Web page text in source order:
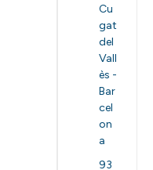
Cu
gat
del
Vall
ès -
Bar
cel
on
a
93